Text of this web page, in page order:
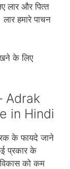
लार और पित्‍त
हमारे पाचन
के लिए
Adrak
in Hindi
के फायदे जाने
प्रकार के
को कम